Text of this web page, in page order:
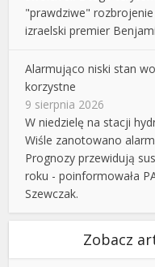
"prawdziwe"
izraelski premier
Alarmująco niski stan
korzystne
9 sierpnia 2026
W niedzielę na stacji
Wiśle zanotowano
Prognozy przewidują
roku - poinformowała
Szewczak.
Zobacz